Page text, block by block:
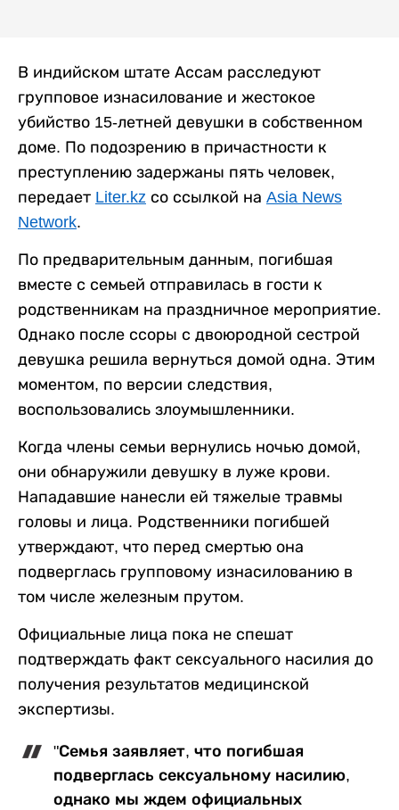
В индийском штате Ассам расследуют
групповое изнасилование и жестокое
убийство 15-летней девушки в собственном
доме. По подозрению в причастности к
преступлению задержаны пять человек,
передает Liter.kz со ссылкой на Asia News
Network.
По предварительным данным, погибшая
вместе с семьей отправилась в гости к
родственникам на праздничное мероприятие.
Однако после ссоры с двоюродной сестрой
девушка решила вернуться домой одна. Этим
моментом, по версии следствия,
воспользовались злоумышленники.
Когда члены семьи вернулись ночью домой,
они обнаружили девушку в луже крови.
Нападавшие нанесли ей тяжелые травмы
головы и лица. Родственники погибшей
утверждают, что перед смертью она
подверглась групповому изнасилованию в
том числе железным прутом.
Официальные лица пока не спешат
подтверждать факт сексуального насилия до
получения результатов медицинской
экспертизы.
"Семья заявляет, что погибшая
подверглась сексуальному насилию,
однако мы ждем официальных